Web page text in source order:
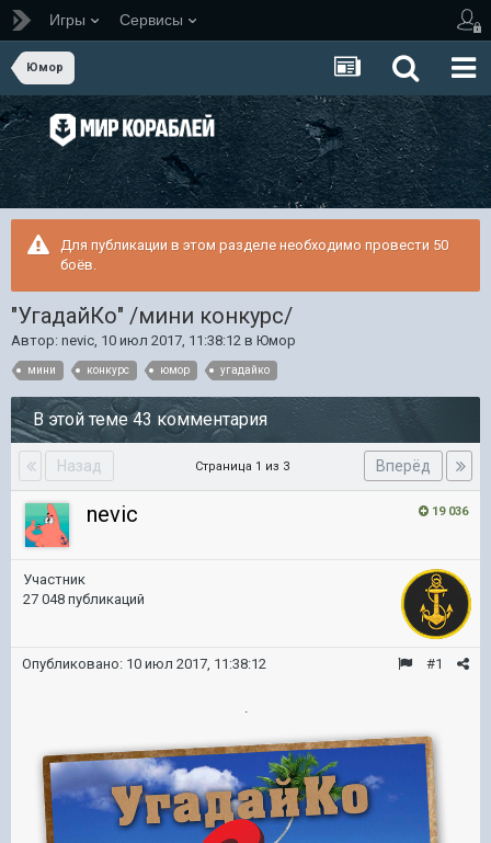
Игры Сервисы
Юмор
Для публикации в этом разделе необходимо провести 50
боёв.
"УгадайКо" /мини конкурс/
Автор: nevic, 10 июл 2017, 11:38:12 в Юмор
мини конкурс юмор угадайко
В этой теме 43 комментария
Назад Вперёд
Страница 1 из 3
19 036
nevic
Участник
27 048 публикаций
#1
Опубликовано: 10 июл 2017, 11:38:12